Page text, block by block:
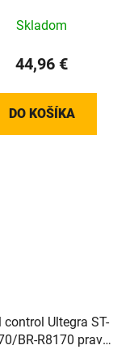
Skladom
44,96 €
DO KOŠÍKA
control Ultegra ST-
BR-R8170 pravý